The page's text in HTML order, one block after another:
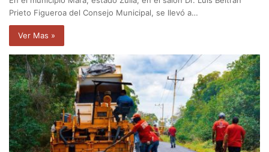
Prieto Figueroa del Consejo Municipal, se llevó a…
Ver Mas »